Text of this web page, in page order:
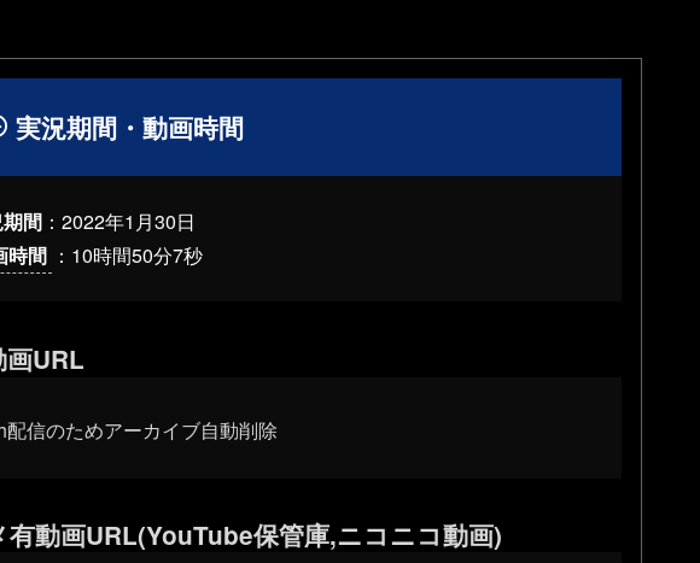
実況期間・動画時間
間 ：2022年1月30日
時間 ：10時間50分7秒
画URL
配信のためアーカイブ自動削除
有動画URL(YouTube保管庫,ニコニコ動画)